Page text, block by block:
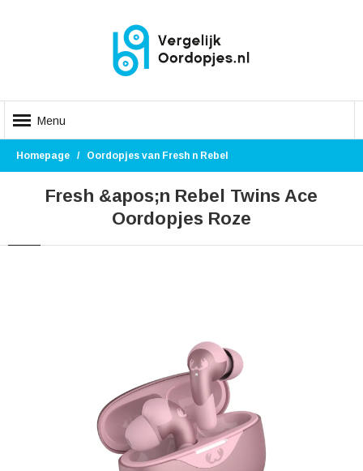
Menu
Homepage Oordopjes van Fresh n Rebel
Fresh &apos;n Rebel Twins Ace
Oordopjes Roze